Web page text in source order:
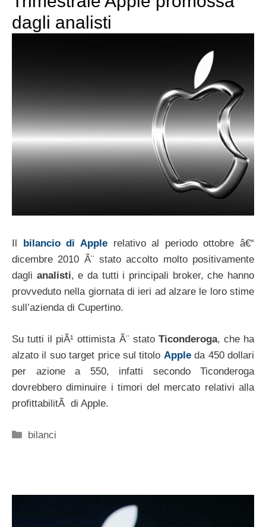
dagli analisti
bilancio di Applerelativo al periodo ottobre â€“
dicembre 2010 Ã¨ stato accolto molto positivamente
dagli analisti, e da tutti i principali broker, che hanno
provveduto nella giornata di ieri ad alzare le loro stime
sull’azienda di Cupertino.
Su tutti il piÃ¹ ottimista Ã¨ stato Ticonderoga, che ha
alzato il suo target price sul titolo Appleda 450 dollari
per azione a 550, infatti secondo Ticonderoga
dovrebbero diminuire i timori del mercato relativi alla
profittabilitÃ di Apple.
Categorie
bilanci